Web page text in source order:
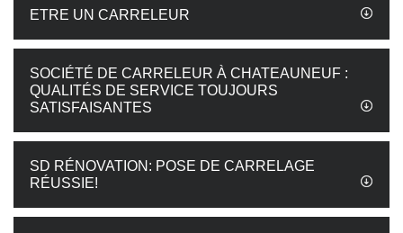
ETRE UN CARRELEUR
SOCIÉTÉ DE CARRELEUR À CHATEAUNEUF :
QUALITÉS DE SERVICE TOUJOURS
SATISFAISANTES
SD RÉNOVATION: POSE DE CARRELAGE
RÉUSSIE!